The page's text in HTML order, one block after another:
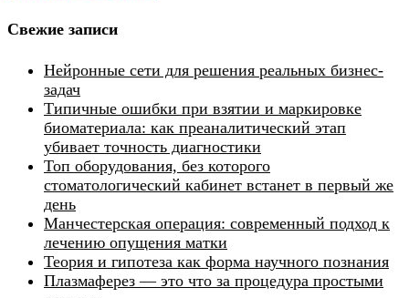
Свежие записи
Нейронные сети для решения реальных бизнес-
задач
Типичные ошибки при взятии и маркировке
биоматериала: как преаналитический этап
убивает точность диагностики
Топ оборудования, без которого
стоматологический кабинет встанет в первый же
день
Манчестерская операция: современный подход к
лечению опущения матки
Теория и гипотеза как форма научного познания
Плазмаферез — это что за процедура простыми